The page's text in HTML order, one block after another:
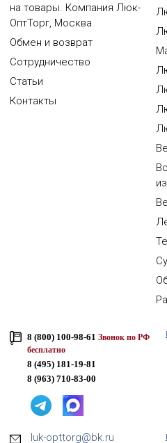
на товары. Компания Люк-
ОптТорг, Москва
Обмен и возврат
Сотрудничество
Статьи
Контакты
8 (800) 100-98-61 Звонок по РФ
бесплатно
8 (495) 181-19-81
8 (963) 710-83-00
luk-opttorg@bk.ru